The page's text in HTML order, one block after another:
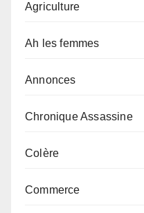
Agriculture
Ah les femmes
Annonces
Chronique Assassine
Colère
Commerce